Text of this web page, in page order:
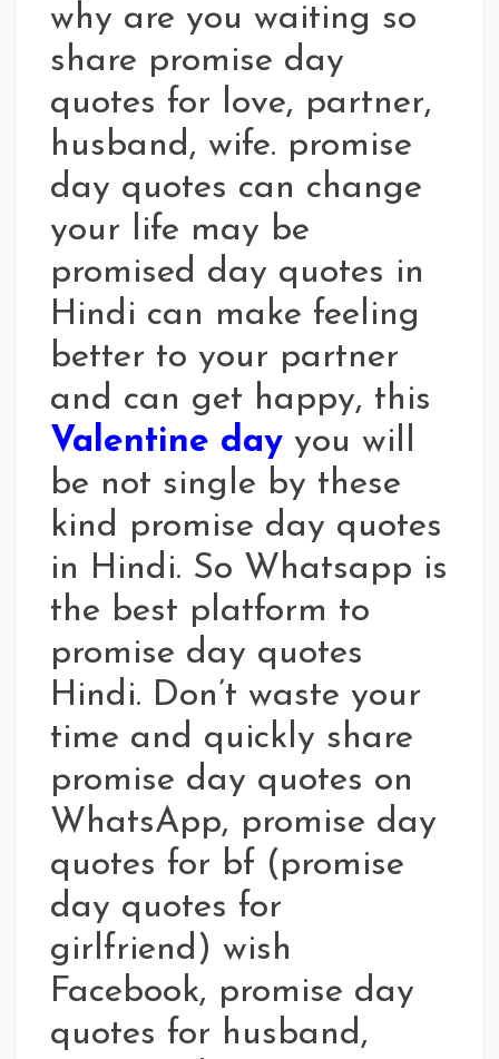
why are you waiting so
share promise day
quotes for love, partner,
husband, wife. promise
day quotes can change
your life may be
promised day quotes in
Hindi can make feeling
better to your partner
and can get happy, this
Valentine day you will
be not single by these
kind promise day quotes
in Hindi. So Whatsapp is
the best platform to
promise day quotes
Hindi. Don’t waste your
time and quickly share
promise day quotes on
WhatsApp, promise day
quotes for bf (promise
day quotes for
girlfriend) wish
Facebook, promise day
quotes for husband,